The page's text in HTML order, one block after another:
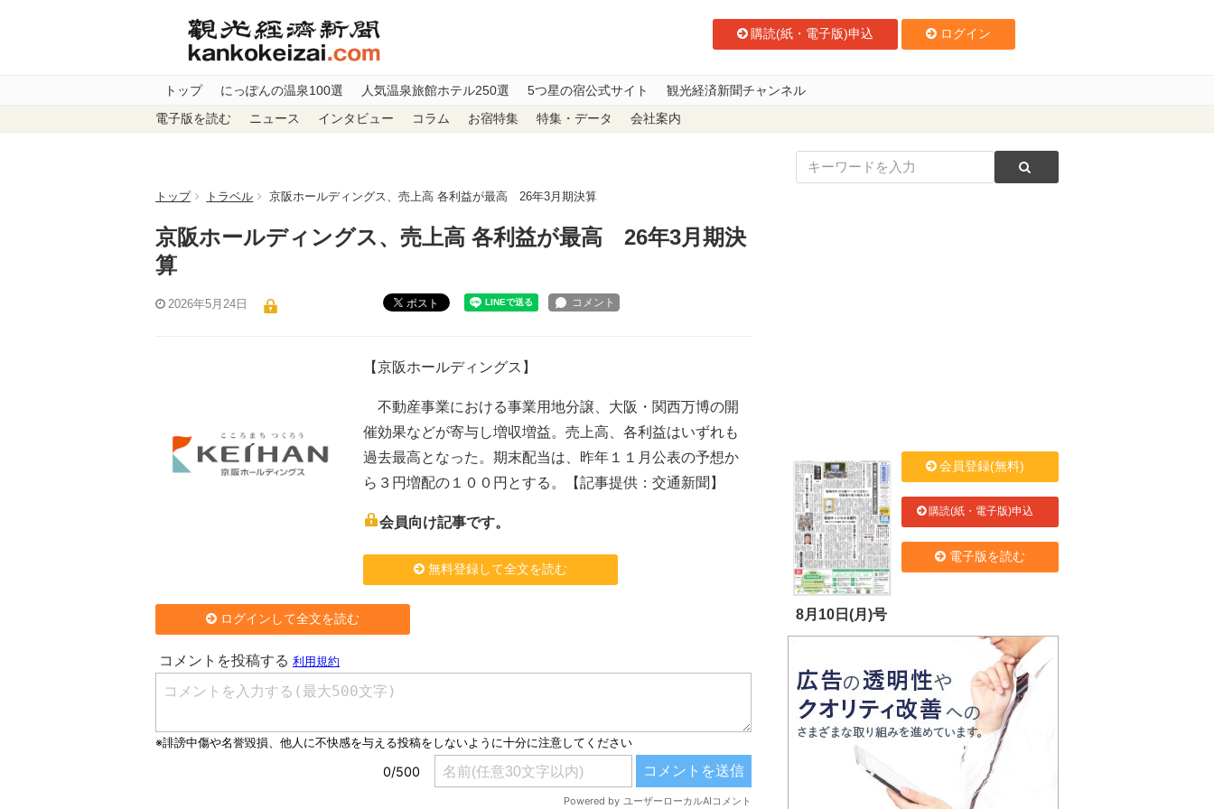
購読(紙・電子版)申込 ログイン
トップ にっぽんの温泉100選 人気温泉旅館ホテル250選 5つ星の宿公式サイト 観光経済新聞チャンネル
電子版を読む ニュース インタビュー コラム お宿特集 特集・データ 会社案内
トップ トラベル 京阪ホールディングス、売上高 各利益が最高 26年3月期決算
京阪ホールディングス、売上高 各利益が最高 26年3月期決
算
2026年5月24日 ポスト
【京阪ホールディングス】
不動産事業における事業用地分譲、大阪・関西万博の開
催効果などが寄与し増収増益。売上高、各利益はいずれも
過去最高となった。期末配当は、昨年１１月公表の予想か
ら３円増配の１００円とする。【記事提供：交通新聞】
会員向け記事です。
無料登録して全文を読む
ログインして全文を読む 8月10日(月)号
会員登録(無料)
購読(紙・電子版)申込
電子版を読む